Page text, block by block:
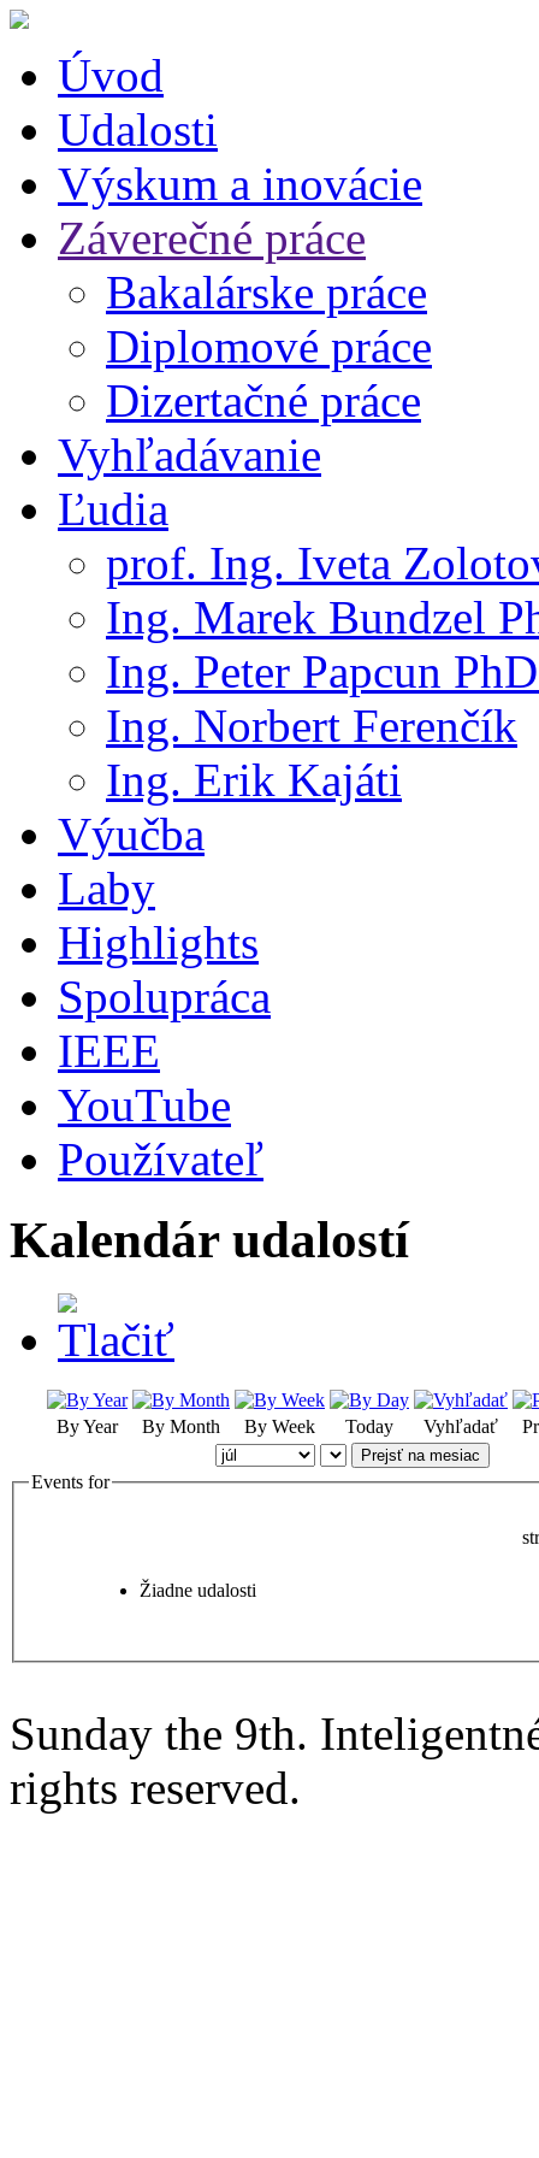
Úvod
Udalosti
Výskum a inovácie
Záverečné práce
Bakalárske práce
Diplomové práce
Dizertačné práce
Vyhľadávanie
Ľudia
prof. Ing. Iveta
Ing. Marek Bundzel
Ing. Peter Papcun
Ing. Norbert Ferenčík
Ing. Erik Kajáti
Výučba
Laby
Highlights
Spolupráca
IEEE
YouTube
Používateľ
Kalendár udalostí
By Year By Month By Week Today Vyhľadať
Prejsť na mesiac
Events for
Žiadne udalosti
Sunday the 9th.
rights reserved.